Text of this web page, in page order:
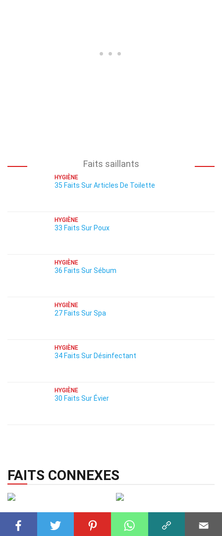
Faits saillants
HYGIÈNE
35 Faits Sur Articles De Toilette
HYGIÈNE
33 Faits Sur Poux
HYGIÈNE
36 Faits Sur Sébum
HYGIÈNE
27 Faits Sur Spa
HYGIÈNE
34 Faits Sur Désinfectant
HYGIÈNE
30 Faits Sur Évier
FAITS CONNEXES